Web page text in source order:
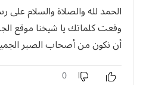
الحمد لله والصلاة والسلام على
وقعت كلماتك يا شيخنا موقع
أن نكون من أصحاب الصبر
0